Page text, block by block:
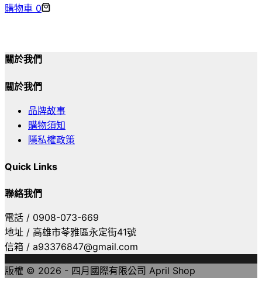
購物車 0
關於我們
關於我們
品牌故事
購物須知
隱私權政策
Quick Links
聯絡我們
電話 / 0908-073-669
地址 / 高雄市苓雅區永定街41號
信箱 / a93376847@gmail.com
版權 © 2026 - 四月國際有限公司 April Shop